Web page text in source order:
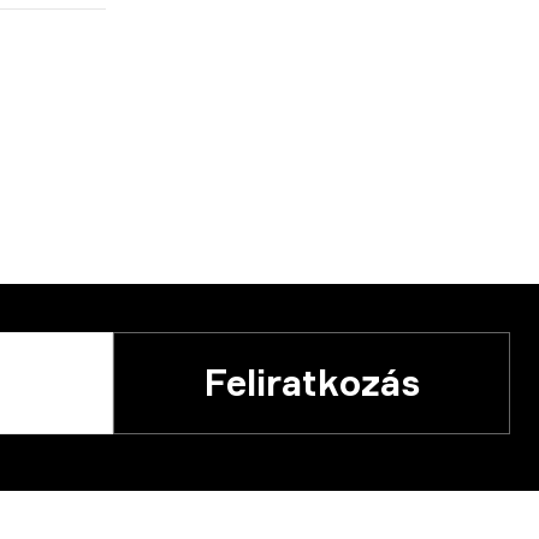
Feliratkozás